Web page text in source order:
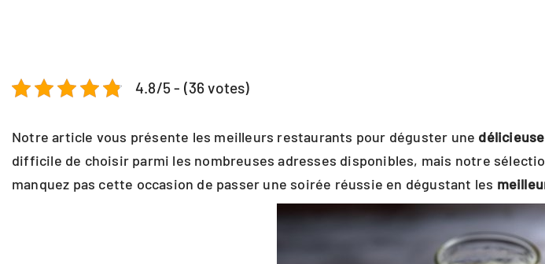
4.8/5 - (36 votes)
Notre article vous présente les meilleurs restaurants pour déguster une
difficile de choisir parmi les nombreuses adresses disponibles, mais notre
manquez pas cette occasion de passer une soirée réussie en dégustant les